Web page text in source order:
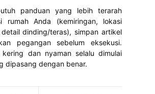
panduan yang lebih terarah
rumah Anda (kemiringan, lokasi
dinding/teras), simpan artikel
pegangan sebelum eksekusi.
kering dan nyaman selalu dimulai
dipasang dengan benar.